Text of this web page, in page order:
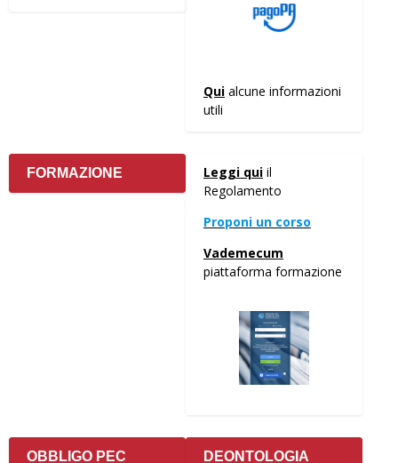
Qui alcune informazioni
utili
FORMAZIONE Leggi qui il
Regolamento
Proponi un corso
Vademecum
piattaforma formazione
OBBLIGO PEC DEONTOLOGIA